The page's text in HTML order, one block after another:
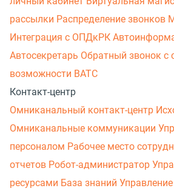
рассылки Распределение звонков
Интеграция с ОПДкРК
Автосекретарь Обратный звонок с
возможности ВАТС
Контакт-центр
Омниканальный контакт-центр
Омниканальные коммуникации
персоналом Рабочее место
отчетов Робот-администратор
ресурсами База знаний